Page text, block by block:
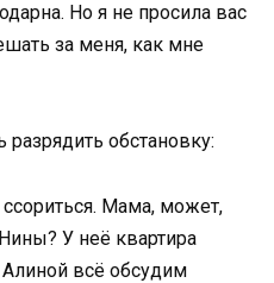
Но я не просила вас
за меня, как мне
обстановку:
Мама, может,
У неё квартира
всё обсудим